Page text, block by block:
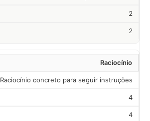
2
2
Raciocínio
Raciocínio concreto para seguir instruções
4
4